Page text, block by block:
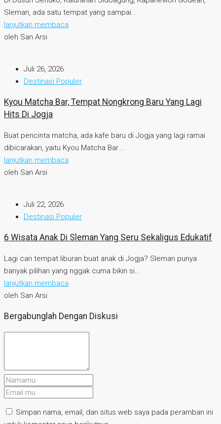
Sleman, ada satu tempat yang sampai...
lanjutkan membaca
oleh San Arsi
Juli 26, 2026
Destinasi Populer
Kyou Matcha Bar, Tempat Nongkrong Baru Yang Lagi
Hits Di Jogja
Buat pencinta matcha, ada kafe baru di Jogja yang lagi ramai
dibicarakan, yaitu Kyou Matcha Bar....
lanjutkan membaca
oleh San Arsi
Juli 22, 2026
Destinasi Populer
6 Wisata Anak Di Sleman Yang Seru Sekaligus Edukatif
Lagi cari tempat liburan buat anak di Jogja? Sleman punya
banyak pilihan yang nggak cuma bikin si...
lanjutkan membaca
oleh San Arsi
Bergabunglah Dengan Diskusi
Simpan nama, email, dan situs web saya pada peramban ini